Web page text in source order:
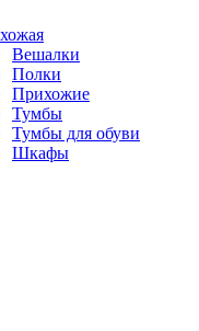
Вешалки
Полки
Прихожие
Тумбы
Тумбы для обуви
Шкафы